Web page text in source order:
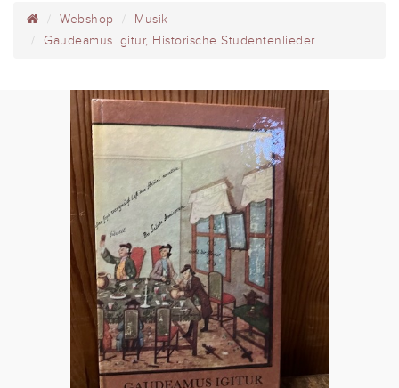
Webshop
Musik
Gaudeamus Igitur, Historische Studentenlieder